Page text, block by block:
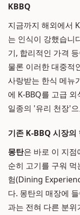
KBBQ
지금까지 해외에서
는 인식이 강했습니
기, 합리적인 가격
물론 이러한 대중적
사랑받는 한식 메뉴
에 K-BBQ를 고급
일종의 '유리 천장'
기존 K-BBQ 시장의
몽탄은 바로 이 지
순히 고기를 구워
험(Dining
다. 몽탄의 매장에
과는 전혀 다른 분